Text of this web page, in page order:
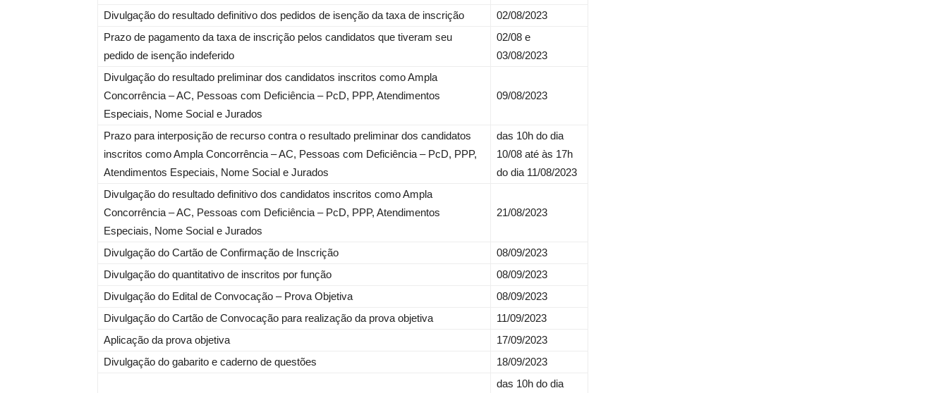
Divulgação do resultado definitivo dos pedidos de isenção da taxa de inscrição
02/08/2023
Prazo de pagamento da taxa de inscrição pelos candidatos que tiveram seu
pedido de isenção indeferido
02/08 e
03/08/2023
Divulgação do resultado preliminar dos candidatos inscritos como Ampla
Concorrência – AC, Pessoas com Deficiência – PcD, PPP, Atendimentos
Especiais, Nome Social e Jurados
09/08/2023
Prazo para interposição de recurso contra o resultado preliminar dos candidatos
inscritos como Ampla Concorrência – AC, Pessoas com Deficiência – PcD, PPP,
Atendimentos Especiais, Nome Social e Jurados
das 10h do dia
10/08 até às 17h
do dia 11/08/2023
Divulgação do resultado definitivo dos candidatos inscritos como Ampla
Concorrência – AC, Pessoas com Deficiência – PcD, PPP, Atendimentos
Especiais, Nome Social e Jurados
21/08/2023
Divulgação do Cartão de Confirmação de Inscrição
08/09/2023
Divulgação do quantitativo de inscritos por função
08/09/2023
Divulgação do Edital de Convocação – Prova Objetiva
08/09/2023
Divulgação do Cartão de Convocação para realização da prova objetiva
11/09/2023
Aplicação da prova objetiva
17/09/2023
Divulgação do gabarito e caderno de questões
18/09/2023
das 10h do dia